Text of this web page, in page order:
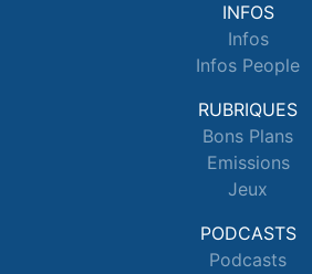
INFOS
Infos
Infos People
RUBRIQUES
Bons Plans
Emissions
Jeux
PODCASTS
Podcasts